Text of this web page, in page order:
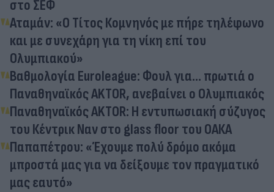
στο ΣΕΦ
Αταμάν: «O Tίτος Κομνηνός με πήρε τηλέφωνο
και με συνεχάρη για τη νίκη επί του
Ολυμπιακού»
Βαθμολογία Euroleague: Φουλ για... πρωτιά ο
Παναθηναϊκός AKTOR, ανεβαίνει ο Ολυμπιακός
Παναθηναϊκός AKTOR: Η εντυπωσιακή σύζυγος
του Κέντρικ Ναν στο glass floor του ΟΑΚΑ
Παπαπέτρου: «Έχουμε πολύ δρόμο ακόμα
μπροστά μας για να δείξουμε τον πραγματικό
μας εαυτό»